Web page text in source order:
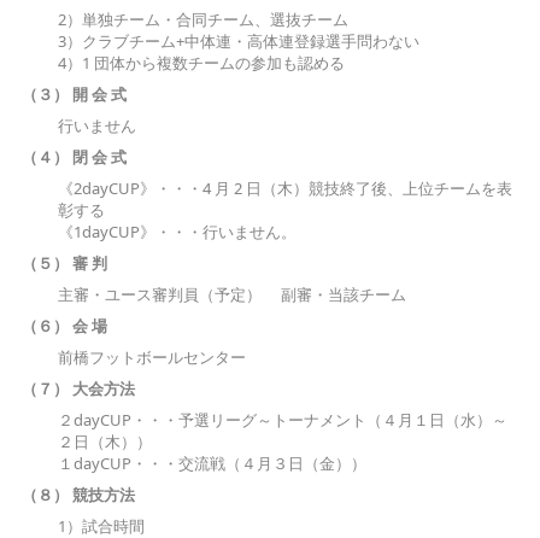
2）単独チーム・合同チーム、選抜チーム
3）クラブチーム+中体連・高体連登録選手問わない
4）1 団体から複数チームの参加も認める
（３） 開 会 式
行いません
（４） 閉 会 式
《2dayCUP》・・・4 月 2 日（木）競技終了後、上位チームを表
彰する
《1dayCUP》・・・行いません。
（５） 審 判
主審・ユース審判員（予定） 副審・当該チーム
（６） 会 場
前橋フットボールセンター
（７） 大会方法
２dayCUP・・・予選リーグ～トーナメント（４月１日（水）～
２日（木））
１dayCUP・・・交流戦（４月３日（金））
（８） 競技方法
1）試合時間